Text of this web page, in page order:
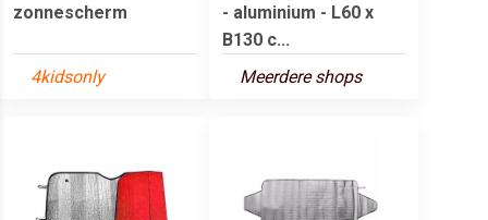
zonnescherm
4kidsonly
- aluminium - L60 x
B130 c...
Meerdere shops